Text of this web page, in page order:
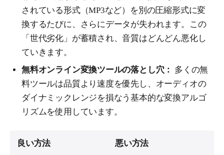
されている形式（MP3など）を別の圧縮形式に変
換するたびに、さらにデータが失われます。この
「世代劣化」が蓄積され、音質はどんどん悪化し
ていきます。
無料オンライン変換ツールの落とし穴： 多くの無
料ツールは品質より速度を優先し、オーディオの
ダイナミックレンジを損なう基本的な変換アルゴ
リズムを使用しています。
良い方法 悪い方法